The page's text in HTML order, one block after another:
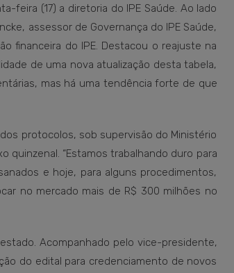
feira (17) a diretoria do IPE Saúde. Ao lado
assessor de Governança do IPE Saúde,
financeira do IPE. Destacou o reajuste na
de uma nova atualização desta tabela,
mas há uma tendência forte de que
protocolos, sob supervisão do Ministério
quinzenal. “Estamos trabalhando duro para
e hoje, para alguns procedimentos,
no mercado mais de R$ 300 milhões no
Acompanhado pelo vice-presidente,
do edital para credenciamento de novos